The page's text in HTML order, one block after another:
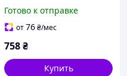
Готово к отправке
от76₴/мес
758₴
Купить